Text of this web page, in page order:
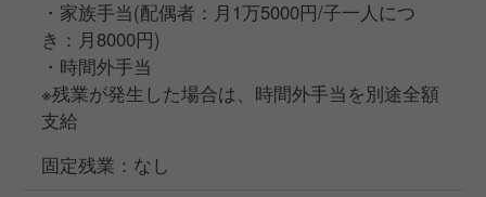
・家族手当(配偶者：月1万5000円/子一人につ
き：月8000円)
・時間外手当
※残業が発生した場合は、時間外手当を別途全額
支給
固定残業：なし